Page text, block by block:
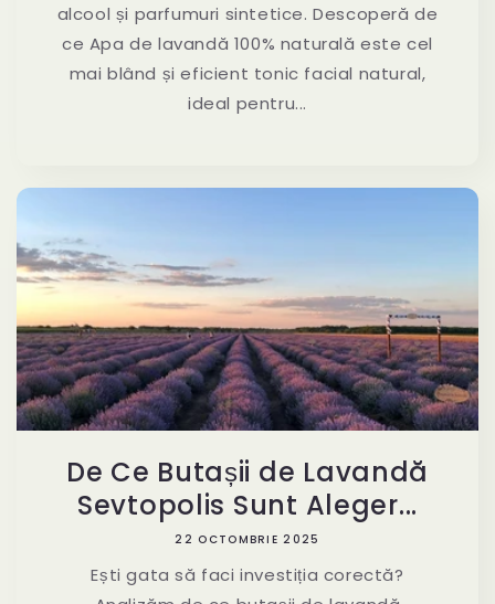
alcool și parfumuri sintetice. Descoperă de
ce Apa de lavandă 100% naturală este cel
mai blând și eficient tonic facial natural,
ideal pentru...
De Ce Butașii de Lavandă
Sevtopolis Sunt Aleger...
22 OCTOMBRIE 2025
Ești gata să faci investiția corectă?